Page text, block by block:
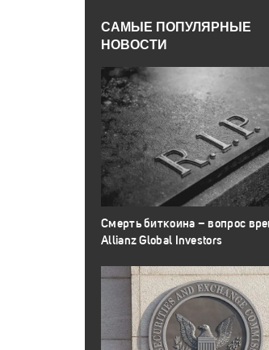
САМЫЕ ПОПУЛЯРНЫЕ
НОВОСТИ
Смерть биткоина – вопрос
Allianz Global Investors